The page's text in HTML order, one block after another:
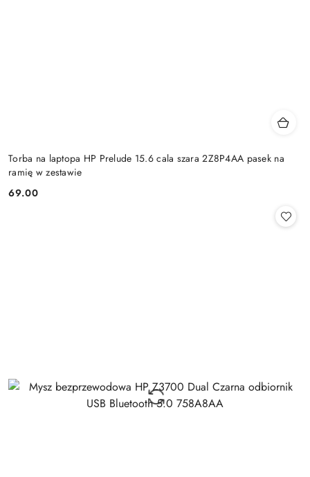
Torba na laptopa HP Prelude 15.6 cala szara 2Z8P4AA pasek na
ramię w zestawie
Cena:
69.00